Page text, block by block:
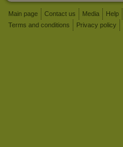
Main page Contact us Media Help
Terms and conditions
Privacy policy